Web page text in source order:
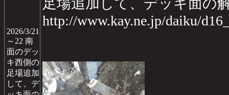
2026/3/21
～22 南
面のデッ
キ西側の
足場追加
して、デ
足場追加して、デッキ面の
http://www.kay.ne.jp/daiku/